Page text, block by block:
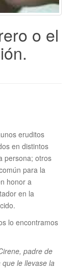
o el
eruditos
en distintos
persona; otros
para la
honor a
en la
lo encontramos
padre de
le llevase la